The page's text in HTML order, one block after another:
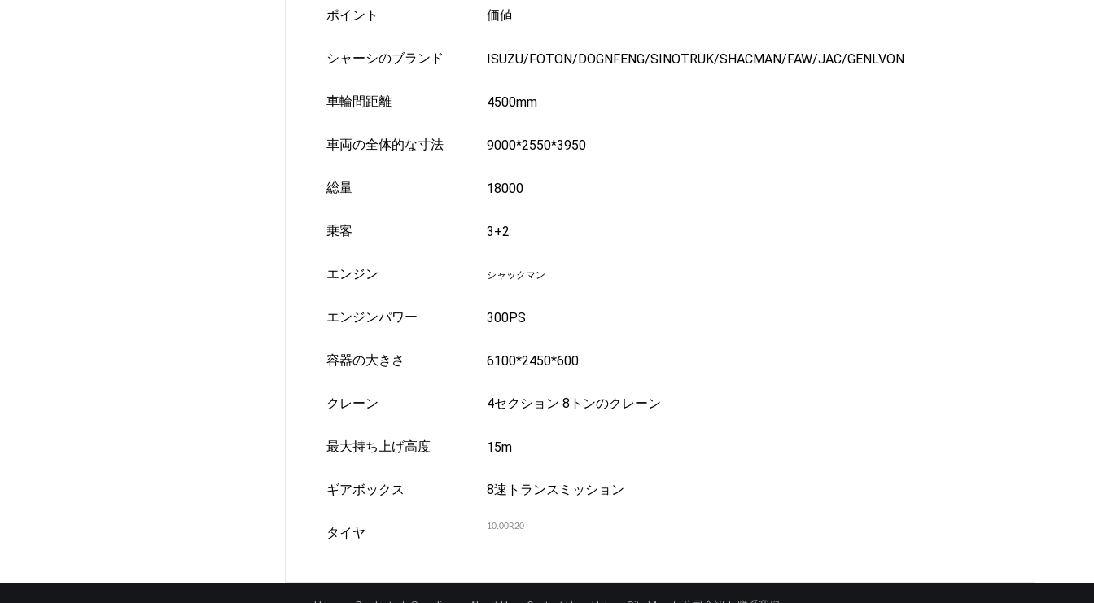
ポイント 価値
シャーシのブランド ISUZU/FOTON/DOGNFENG/SINOTRUK/SHACMAN/FAW/JAC/GENLVON
車輪間距離 4500mm
車両の全体的な寸法 9000*2550*3950
総量 18000
乗客 3+2
エンジン シャックマン
エンジンパワー 300PS
容器の大きさ 6100*2450*600
クレーン 4セクション 8トンのクレーン
最大持ち上げ高度 15m
ギアボックス 8速トランスミッション
タイヤ 10.00R20